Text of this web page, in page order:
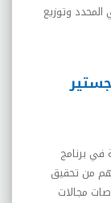
المحدد وتوزيع
في برنامج
من تحقيق
مجالات